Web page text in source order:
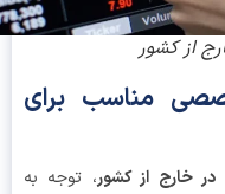
کشور
برای
از کشور ، توجه به